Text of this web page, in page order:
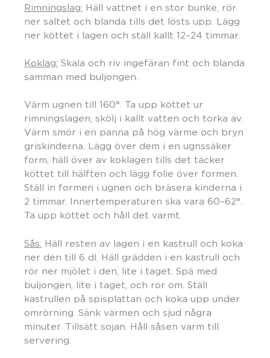
Rimningslag: Häll vattnet i en stor bunke, rör
ner saltet och blanda tills det lösts upp. Lägg
ner köttet i lagen och ställ kallt 12–24 timmar.
Koklag: Skala och riv ingefäran fint och blanda
samman med buljongen.
Värm ugnen till 160°. Ta upp köttet ur
rimningslagen, skölj i kallt vatten och torka av.
Värm smör i en panna på hög värme och bryn
griskinderna. Lägg över dem i en ugnssäker
form, häll över av koklagen tills det täcker
köttet till hälften och lägg folie över formen.
Ställ in formen i ugnen och bräsera kinderna i
2 timmar. Innertemperaturen ska vara 60–62°.
Ta upp köttet och håll det varmt.
Sås: Häll resten av lagen i en kastrull och koka
ner den till 6 dl. Häll grädden i en kastrull och
rör ner mjölet i den, lite i taget. Spä med
buljongen, lite i taget, och rör om. Ställ
kastrullen på spisplattan och koka upp under
omrörning. Sänk värmen och sjud några
minuter. Tillsätt sojan. Håll såsen varm till
servering.